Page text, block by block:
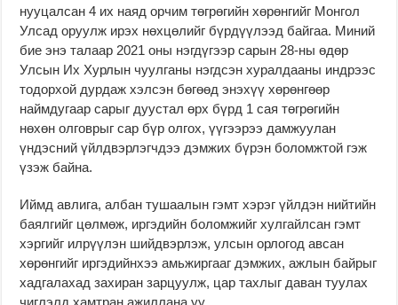
нууцалсан 4 их наяд орчим төгрөгийн хөрөнгийг Монгол
Улсад оруулж ирэх нөхцөлийг бүрдүүлээд байгаа. Миний
бие энэ талаар 2021 оны нэгдүгээр сарын 28-ны өдөр
Улсын Их Хурлын чуулганы нэгдсэн хуралдааны индрээс
тодорхой дурдаж хэлсэн бөгөөд энэхүү хөрөнгөөр
наймдугаар сарыг дуустал өрх бүрд 1 сая төгрөгийн
нөхөн олговрыг сар бүр олгох, үүгээрээ дамжуулан
үндэсний үйлдвэрлэгчдээ дэмжих бүрэн боломжтой гэж
үзэж байна.
Иймд авлига, албан тушаалын гэмт хэрэг үйлдэн нийтийн
баялгийг цөлмөж, иргэдийн боломжийг хулгайлсан гэмт
хэргийг илрүүлэн шийдвэрлэж, улсын орлогод авсан
хөрөнгийг иргэдийнхээ амьжиргааг дэмжих, ажлын байрыг
хадгалахад захиран зарцуулж, цар тахлыг даван туулах
чиглэлд хамтран ажиллана уу.